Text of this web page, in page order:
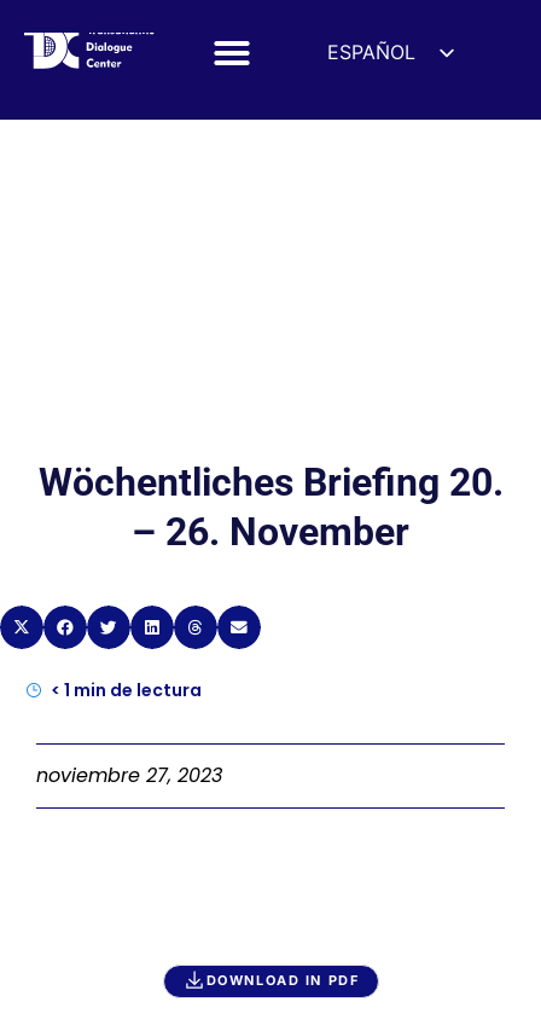
ESPAÑOL
Wöchentliches Briefing 20.
– 26. November
< 1 min de lectura
noviembre 27, 2023
DOWNLOAD IN PDF